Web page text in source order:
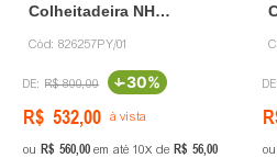
Colheitadeira NH
Cód: 826257PY/01
R$ 800,00 -30%
R$ 532,00 à vista
ou R$ 56000 em até 10 de R$ 5600 ou